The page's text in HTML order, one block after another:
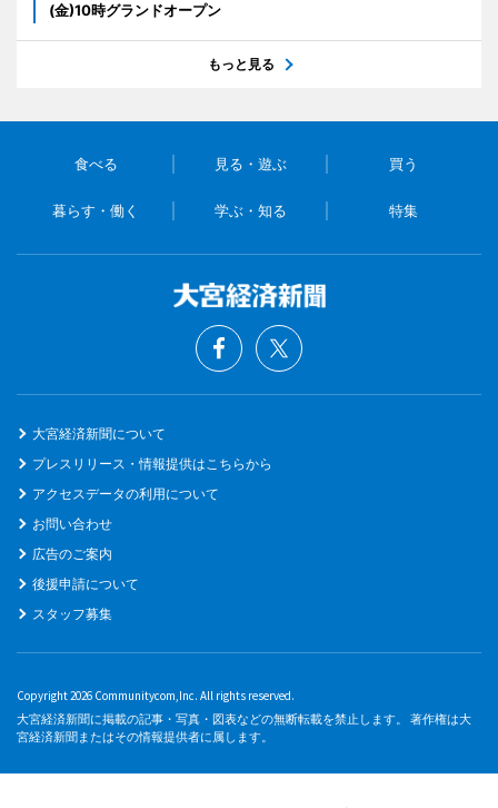
(金)10時グランドオープン
もっと見る
食べる 見る・遊ぶ 買う
暮らす・働く 学ぶ・知る 特集
大宮経済新聞について
プレスリリース・情報提供はこちらから
アクセスデータの利用について
お問い合わせ
広告のご案内
後援申請について
スタッフ募集
Copyright 2026 Communitycom,Inc. All rights reserved.
大宮経済新聞に掲載の記事・写真・図表などの無断転載を禁止します。 著作権は大
宮経済新聞またはその情報提供者に属します。